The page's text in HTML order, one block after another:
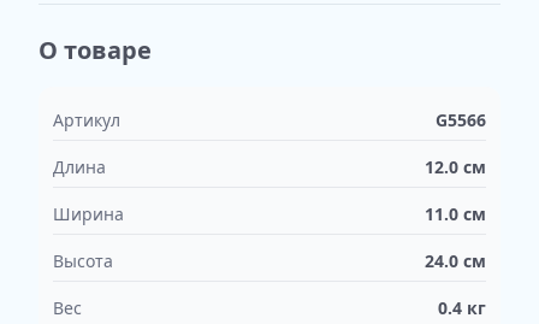
О товаре
Артикул G5566
Длина 12.0 см
Ширина 11.0 см
Высота 24.0 см
Вес 0.4 кг